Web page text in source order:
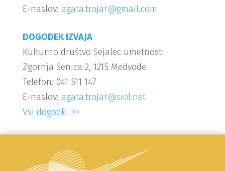
E-naslov: agata.trojar@gmail.com
DOGODEK IZVAJA
Kulturno društvo Sejalec umetnosti
Zgornja Senica 2, 1215 Medvode
Telefon: 041 511 147
E-naslov: agata.trojar@siol.net
Vsi dogodki >>